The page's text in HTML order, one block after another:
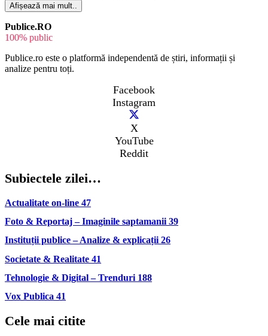
Afișează mai mult..
Publice.RO
100% public
Publice.ro este o platformă independentă de știri, informații și
analize pentru toți.
Facebook
Instagram
X
YouTube
Reddit
Subiectele zilei…
Actualitate on-line 47
Foto & Reportaj – Imaginile saptamanii 39
Instituții publice – Analize & explicații 26
Societate & Realitate 41
Tehnologie & Digital – Trenduri 188
Vox Publica 41
Cele mai citite